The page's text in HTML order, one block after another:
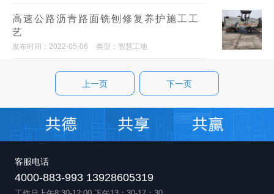
高速公路沥青路面铣刨修复养护施工工
艺
发布时间：2022-05-06 类型：智慧工地
上一页 下一页
客服电话
4000-883-993 13928605319